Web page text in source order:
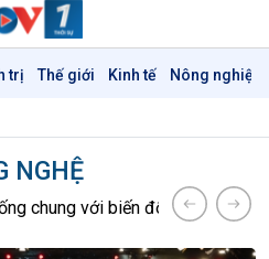
trị Thế giới Kinh tế Nông nghiệp
NGHỆ
chung với biến đổi khí hậu Kết